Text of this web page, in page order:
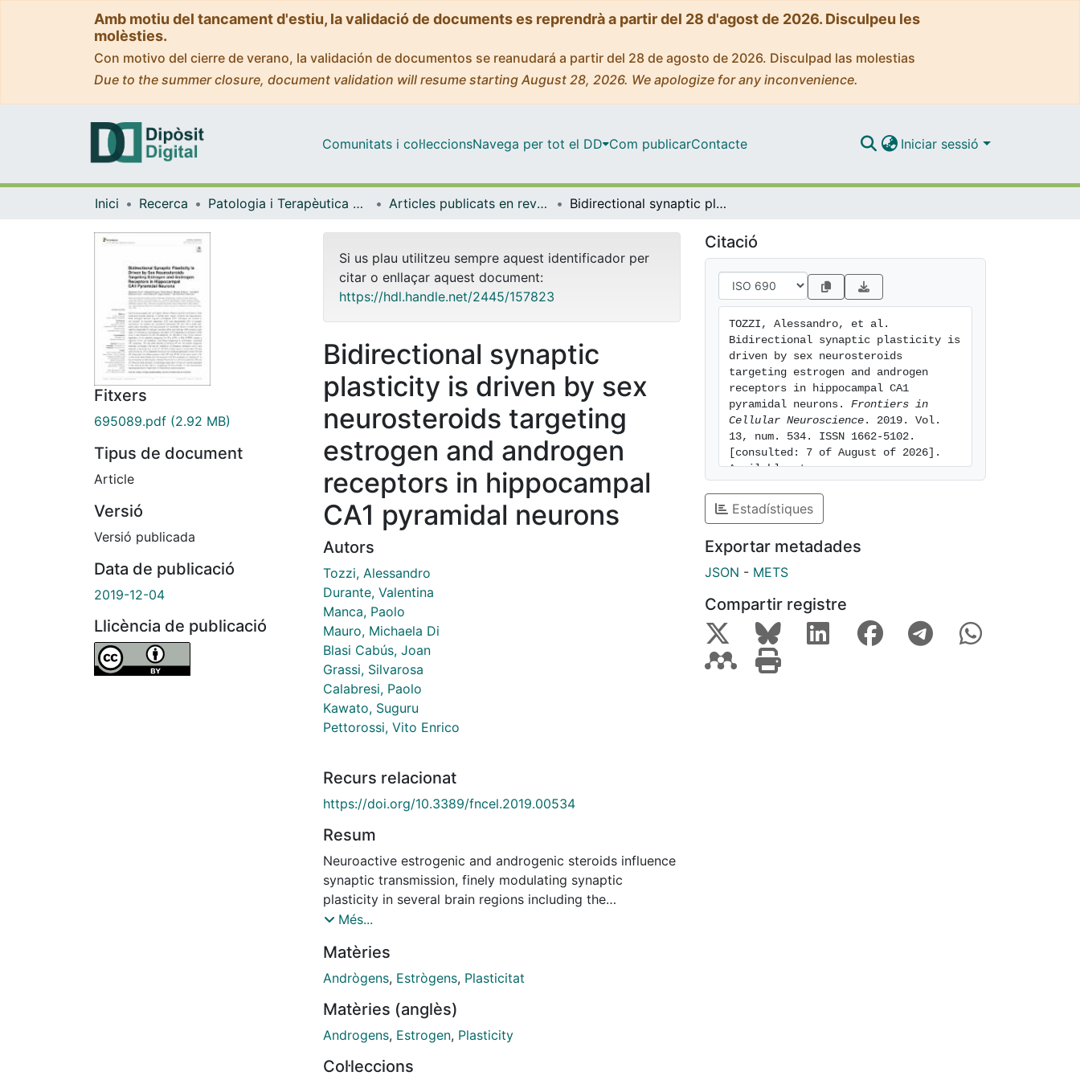
Amb motiu del tancament d'estiu, la validació de documents es reprendrà a partir del 28 d'agost de 2026. Disculpeu les
molèsties.
Con motivo del cierre de verano, la validación de documentos se reanudará a partir del 28 de agosto de 2026. Disculpad las molestias
Due to the summer closure, document validation will resume starting August 28, 2026. We apologize for any inconvenience.
Comunitats i col·leccionsNavega per tot el DD Com publicarContacte Iniciar sessió
Inici Recerca Patologia i Terapèutica Experimental Articles publicats en revistes (Patologia i Terapèutica Experimental) Bidirectional synaptic plasticity is driven by sex neurosteroids targeting estrogen and androgen receptors in hippocampal CA1 pyramidal neurons
Fitxers
695089.pdf (2.92 MB)
Tipus de document
Article
Versió
Versió publicada
Data de publicació
2019-12-04
Llicència de publicació
Si us plau utilitzeu sempre aquest identificador per
citar o enllaçar aquest document:
https://hdl.handle.net/2445/157823
Bidirectional synaptic
plasticity is driven by sex
neurosteroids targeting
estrogen and androgen
receptors in hippocampal
CA1 pyramidal neurons
Autors
Tozzi, Alessandro
Durante, Valentina
Manca, Paolo
Mauro, Michaela Di
Blasi Cabús, Joan
Grassi, Silvarosa
Calabresi, Paolo
Kawato, Suguru
Pettorossi, Vito Enrico
Recurs relacionat
https://doi.org/10.3389/fncel.2019.00534
Resum
Neuroactive estrogenic and androgenic steroids influence
synaptic transmission, finely modulating synaptic
plasticity in several brain regions including the
hippocampus. While estrogens facilitate long-term
of long-term depression (LTD) and depotentiation (DP) of
synaptic transmission. To examine sex neurosteroid-
recordings from hippocampal CA1 pyramidal neurons of
male rats and selective antagonists for estrogen receptors
induced by high-frequency stimulation (HFS) depended on
Més...
Matèries
Andrògens, Estrògens, Plasticitat
Matèries (anglès)
Androgens, Estrogen, Plasticity
Col·leccions
Citació
TOZZI, Alessandro, et al.
Bidirectional synaptic plasticity is
driven by sex neurosteroids
targeting estrogen and androgen
receptors in hippocampal CA1
pyramidal neurons. Frontiers in
Cellular Neuroscience . 2019. Vol.
13, num. 534. ISSN 1662-5102.
[consulted: 7 of August of 2026].
Available at:
Estadístiques
Exportar metadades
JSON - METS
Compartir registre